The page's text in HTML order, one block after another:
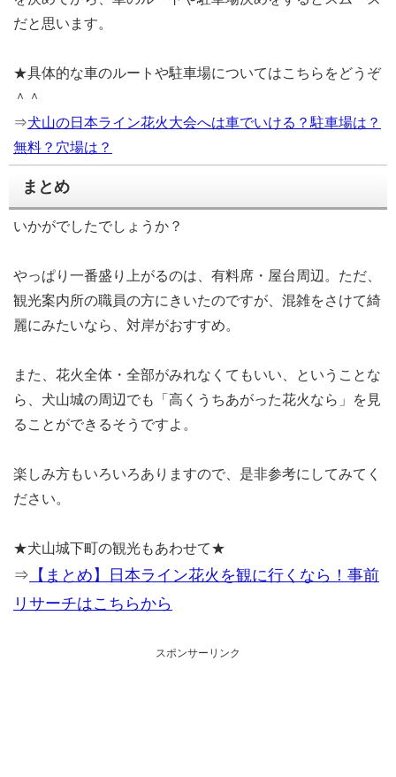
だと思います。
★具体的な車のルートや駐車場についてはこちらをどうぞ
＾＾
⇒犬山の日本ライン花火大会へは車でいける？駐車場は？
無料？穴場は？
まとめ
いかがでしたでしょうか？
やっぱり一番盛り上がるのは、有料席・屋台周辺。ただ、
観光案内所の職員の方にきいたのですが、混雑をさけて綺
麗にみたいなら、対岸がおすすめ。
また、花火全体・全部がみれなくてもいい、ということな
ら、犬山城の周辺でも「高くうちあがった花火なら」を見
ることができるそうですよ。
楽しみ方もいろいろありますので、是非参考にしてみてく
ださい。
★犬山城下町の観光もあわせて★
⇒ 【まとめ】日本ライン花火を観に行くなら！事前
リサーチはこちらから
スポンサーリンク